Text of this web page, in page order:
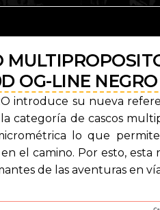
OG-LINE
introduce su nueva
categoría de cascos
lo que
el camino. Por esto,
de las aventuras en